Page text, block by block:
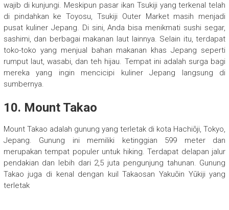
wajib di kunjungi. Meskipun pasar ikan Tsukiji yang terkenal telah
di pindahkan ke Toyosu, Tsukiji Outer Market masih menjadi
pusat kuliner Jepang. Di sini, Anda bisa menikmati sushi segar,
sashimi, dan berbagai makanan laut lainnya. Selain itu, terdapat
toko-toko yang menjual bahan makanan khas Jepang seperti
rumput laut, wasabi, dan teh hijau. Tempat ini adalah surga bagi
mereka yang ingin mencicipi kuliner Jepang langsung di
sumbernya.
10. Mount Takao
Mount Takao adalah gunung yang terletak di kota Hachiōji, Tokyo,
Jepang. Gunung ini memiliki ketinggian 599 meter dan
merupakan tempat populer untuk hiking. Terdapat delapan jalur
pendakian dan lebih dari 2,5 juta pengunjung tahunan. Gunung
Takao juga di kenal dengan kuil Takaosan Yakuōin Yūkiji yang
terletak